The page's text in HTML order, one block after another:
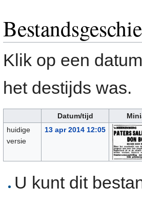
Klik op een
het destijds was.
Datum/tijd
huidige
versie
13 apr 2014 12:05
U kunt dit